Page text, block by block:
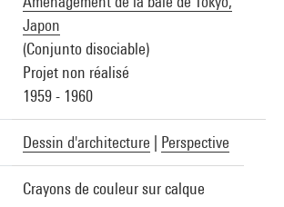
Japon
(Conjunto disociable)
Projet non réalisé
1959 - 1960
Dessin d'architecture Perspective
Crayons de couleur sur calque